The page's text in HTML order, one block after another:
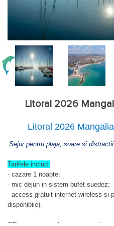
Litoral 2026
Litoral 2026
Sejur pentru plaja, soare si
Tarifele includ:
- cazare 1 noapte;
- mic dejun in sistem bufet suedez;
- access gratuit internet wireless si
disponibile).